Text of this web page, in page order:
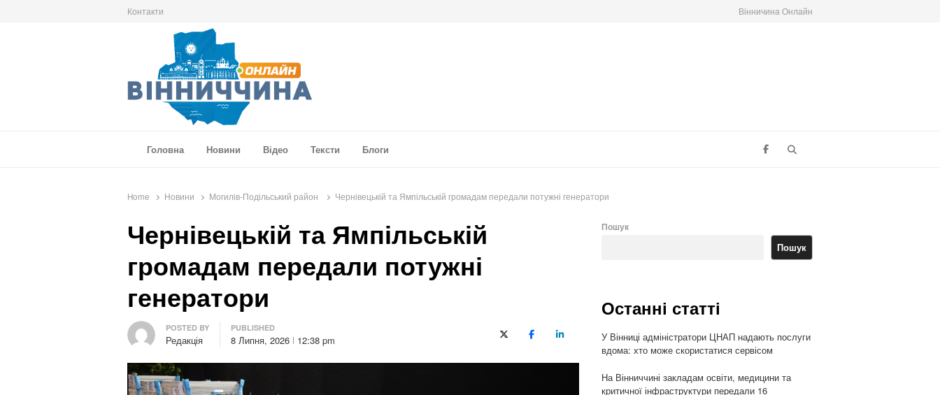
Контакти Вінничина Онлайн
Головна
Новини Відео Тексти Блоги
Home Новини Могилів-Подільський район Чернівецькій та Ямпільській громадам передали потужні генератори
Чернівецькій та Ямпільській
громадам передали потужні
генератори
Author
POSTED BY
Редакція
PUBLISHED
8 Липня, 2026 12:38 pm X (Twitter)FacebookLinkedIn
Пошук
Пошук
Останні статті
У Вінниці адміністратори ЦНАП надають послуги
вдома: хто може скористатися сервісом
На Вінниччині закладам освіти, медицини та
критичної інфраструктури передали 16